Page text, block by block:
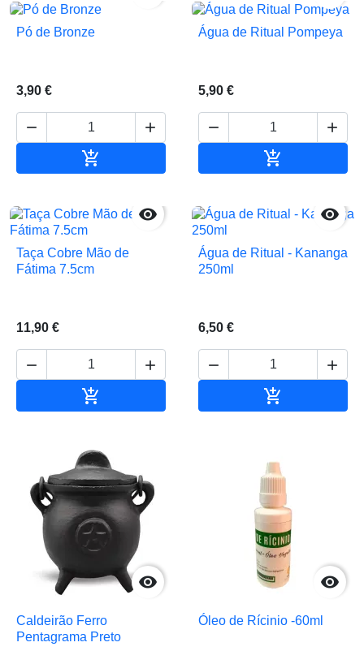
Pó de Bronze
3,90 €
 

Água de Ritual Pompeya
5,90 €
 


Taça Cobre Mão de
Fátima 7.5cm
11,90 €
 


Água de Ritual - Kananga
250ml
6,50 €
 


Caldeirão Ferro
Pentagrama Preto

Óleo de Rícinio -60ml